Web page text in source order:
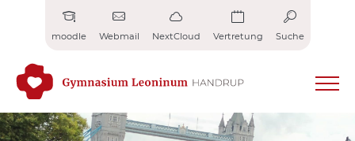
moodle Webmail NextCloud Vertretung Suche